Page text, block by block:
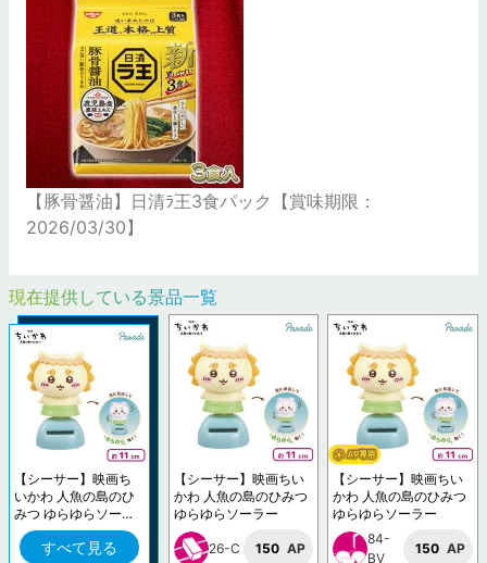
【豚骨醤油】日清ﾗ王3食パック【賞味期限：
2026/03/30】
現在提供している景品一覧
【シーサー】映画ち
いかわ 人魚の島のひ
みつ ゆらゆらソーラ
ー
すべて見る
【シーサー】映画ちい
かわ 人魚の島のひみつ
ゆらゆらソーラー
26-C 150 AP
【シーサー】映画ちい
かわ 人魚の島のひみつ
ゆらゆらソーラー
84-
BV
150 AP